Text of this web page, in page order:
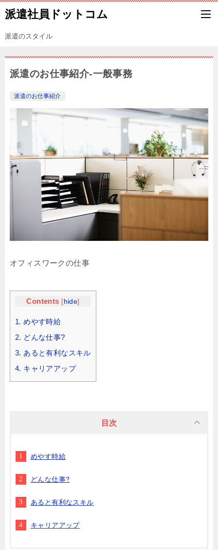
派遣社員ドットコム
派遣のスタイル
派遣のお仕事紹介-一般事務
派遣のお仕事紹介
オフィスワークの仕事
Contents [ hide]
1. めやす時給
2. どんな仕事?
3. あると有利なスキル
4. キャリアアップ
目次
めやす時給
どんな仕事?
あると有利なスキル
キャリアアップ